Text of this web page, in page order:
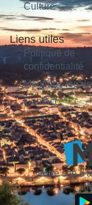
Culture
Liens utiles
Politique de
confidentialité
Mentions
Contact
Votre site